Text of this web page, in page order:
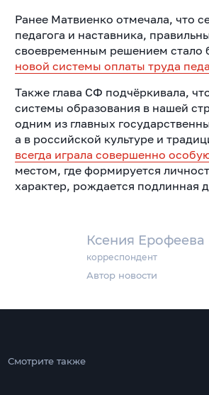
Ксения Ерофеева
корреспондент
Автор новости
Ранее Матвиенко отмечала, что
педагога и наставника,
своевременным решением стало
новой системы оплаты труда
Также глава СФ подчёркивала,
системы образования в нашей
одним из главных
а в российской культуре и
всегда играла совершенно
местом, где формируется
характер, рождается подлинная
Смотрите также